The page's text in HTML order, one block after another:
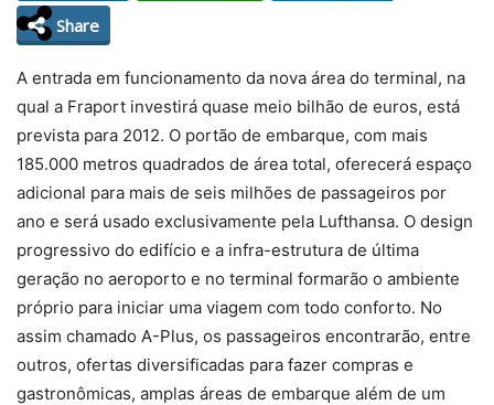
Share
A entrada em funcionamento da nova área do terminal, na
qual a Fraport investirá quase meio bilhão de euros, está
prevista para 2012. O portão de embarque, com mais
185.000 metros quadrados de área total, oferecerá espaço
adicional para mais de seis milhões de passageiros por
ano e será usado exclusivamente pela Lufthansa. O design
progressivo do edifício e a infra-estrutura de última
geração no aeroporto e no terminal formarão o ambiente
próprio para iniciar uma viagem com todo conforto. No
assim chamado A-Plus, os passageiros encontrarão, entre
outros, ofertas diversificadas para fazer compras e
gastronômicas, amplas áreas de embarque além de um